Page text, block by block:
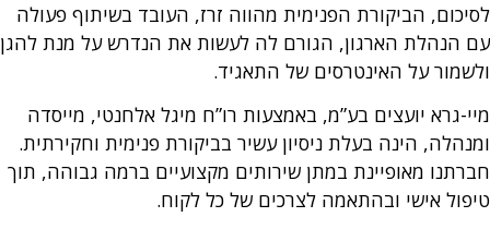
לסיכום, הביקורת הפנימית מהווה זרז, העובד בשיתוף פעולה
עם הנהלת הארגון, הגורם לה לעשות את הנדרש על מנת להגן
ולשמור על האינטרסים של התאגיד.
מיי-גרא יועצים בע”מ, באמצעות רו”ח מיגל אלחנטי, מייסדה
ומנהלה, הינה בעלת ניסיון עשיר בביקורת פנימית וחקירתית.
חברתנו מאופיינת במתן שירותים מקצועיים ברמה גבוהה, תוך
טיפול אישי ובהתאמה לצרכים של כל לקוח.